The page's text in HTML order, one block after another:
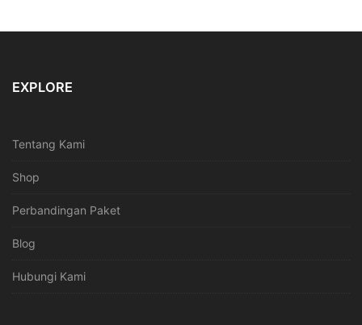
EXPLORE
Tentang Kami
Shop
Perbandingan Paket
Blog
Hubungi Kami